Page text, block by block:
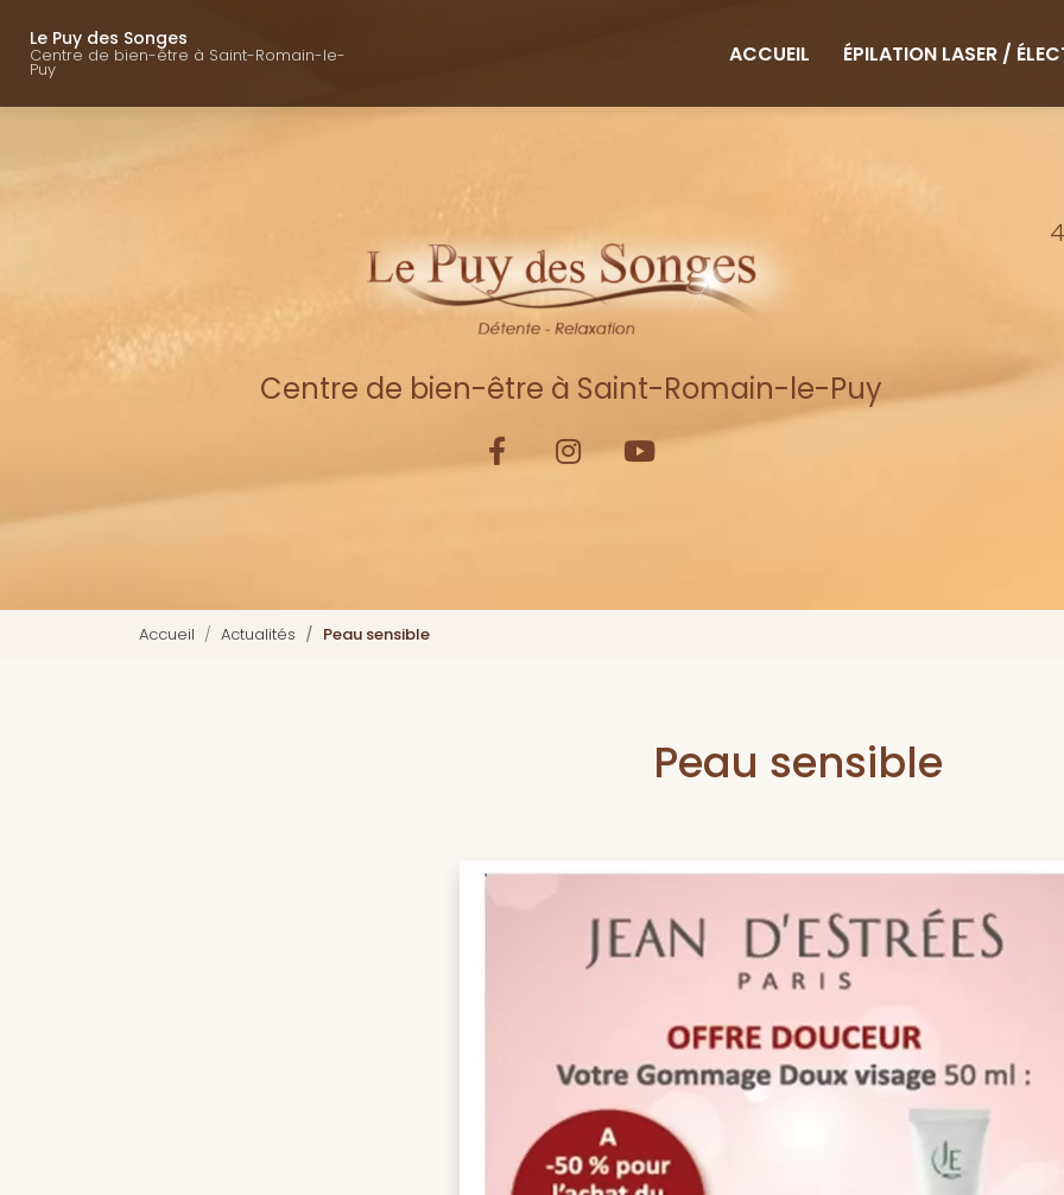
contenu
Le Puy des Songes
Centre de bien-être à Saint-Romain-le-
Puy
ACCUEIL
ÉPILATION LASER /
Centre de bien-être à Saint-Romain-le-Puy
Accueil Actualités Peau sensible
Peau sensible